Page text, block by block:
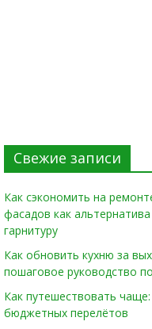
Свежие записи
Как сэкономить на
фасадов как
гарнитуру
Как обновить кухню за
пошаговое руководство
Как путешествовать чаще:
бюджетных перелётов